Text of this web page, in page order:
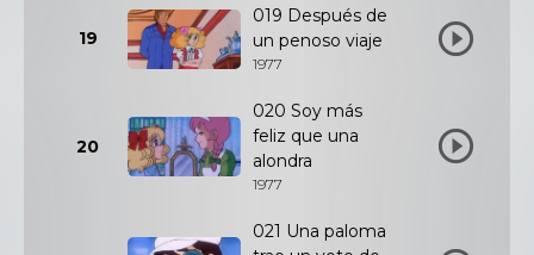
19
019 Después de
un penoso viaje
1977
20
020 Soy más
feliz que una
alondra
1977
021 Una paloma